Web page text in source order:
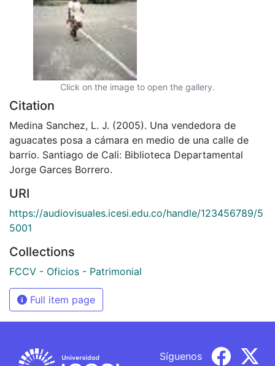
Click on the image to open the gallery.
Citation
Medina Sanchez, L. J. (2005). Una vendedora de
aguacates posa a cámara en medio de una calle de
barrio. Santiago de Cali: Biblioteca Departamental
Jorge Garces Borrero.
URI
https://audiovisuales.icesi.edu.co/handle/123456789/5
5001
Collections
FCCV - Oficios - Patrimonial
Full item page
Síguenos